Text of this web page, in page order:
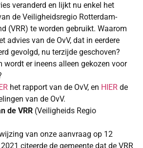
veranderd en lijkt nu enkel het
de Veiligheidsregio Rotterdam-
(VRR) te worden gebruikt. Waarom
advies van de OvV, dat in eerdere
gevolgd, nu terzijde geschoven?
wordt er ineens alleen gekozen voor
het rapport van de OvV, en HIER de
van de OvV.
de VRR (Veiligheids Regio
van onze aanvraag op 12
citeerde de gemeente dat de VRR